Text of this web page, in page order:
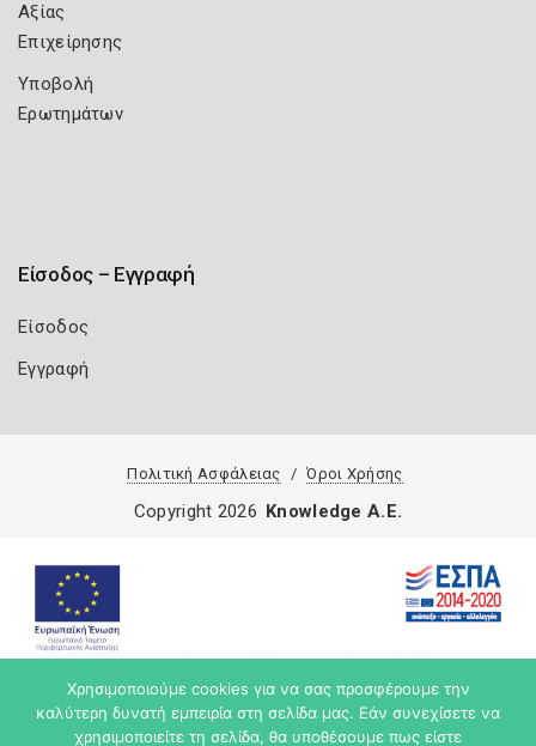
Αξίας
Επιχείρησης
Υποβολή
Ερωτημάτων
Είσοδος – Εγγραφή
Είσοδος
Εγγραφή
Πολιτική Ασφάλειας Όροι Χρήσης
Χρησιμοποιούμε cookies για να σας προσφέρουμε την
καλύτερη δυνατή εμπειρία στη σελίδα μας. Εάν συνεχίσετε να
χρησιμοποιείτε τη σελίδα, θα υποθέσουμε πως είστε
Copyright 2026 Knowledge A.E.